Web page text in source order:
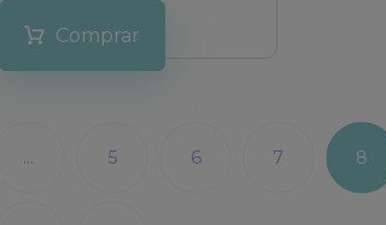
Comprar
… 5 6 7 8